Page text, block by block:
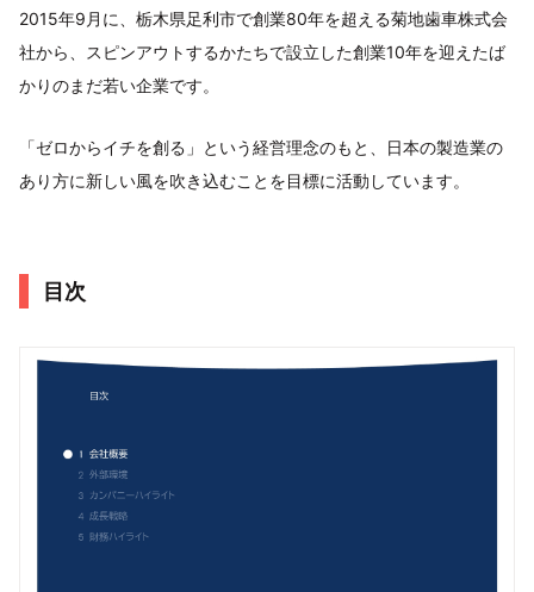
2015年9月に、栃木県足利市で創業80年を超える菊地歯車株式会
社から、スピンアウトするかたちで設立した創業10年を迎えたば
かりのまだ若い企業です。
「ゼロからイチを創る」という経営理念のもと、日本の製造業の
あり方に新しい風を吹き込むことを目標に活動しています。
目次